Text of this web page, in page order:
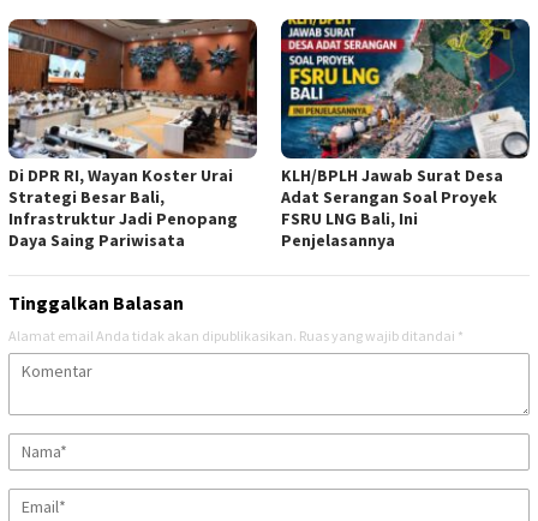
Di DPR RI, Wayan Koster Urai
Strategi Besar Bali,
Infrastruktur Jadi Penopang
Daya Saing Pariwisata
KLH/BPLH Jawab Surat Desa
Adat Serangan Soal Proyek
FSRU LNG Bali, Ini
Penjelasannya
Tinggalkan Balasan
Alamat email Anda tidak akan dipublikasikan. Ruas yang wajib ditandai *